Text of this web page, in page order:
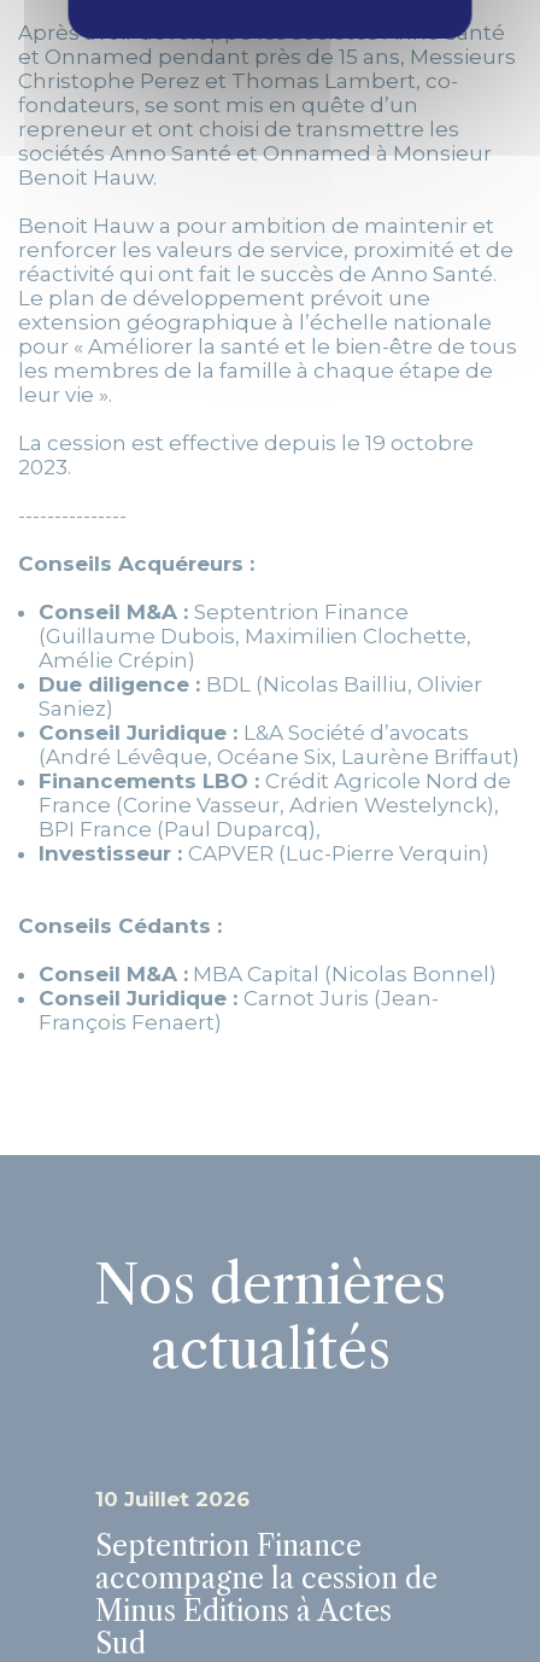
Après avoir développé les sociétés Anno Santé
et Onnamed pendant près de 15 ans, Messieurs
Christophe Perez et Thomas Lambert, co-
fondateurs, se sont mis en quête d’un
repreneur et ont choisi de transmettre les
sociétés Anno Santé et Onnamed à Monsieur
Benoit Hauw.
Benoit Hauw a pour ambition de maintenir et
renforcer les valeurs de service, proximité et de
réactivité qui ont fait le succès de Anno Santé.
Le plan de développement prévoit une
extension géographique à l’échelle nationale
pour « Améliorer la santé et le bien-être de tous
les membres de la famille à chaque étape de
leur vie ».
La cession est effective depuis le 19 octobre
2023.
---------------
Conseils Acquéreurs :
Conseil M&A : Septentrion Finance
(Guillaume Dubois, Maximilien Clochette,
Amélie Crépin)
Due diligence : BDL (Nicolas Bailliu, Olivier
Saniez)
Conseil Juridique : L&A Société d’avocats
(André Lévêque, Océane Six, Laurène Briffaut)
Financements LBO : Crédit Agricole Nord de
France (Corine Vasseur, Adrien Westelynck),
BPI France (Paul Duparcq),
Investisseur : CAPVER (Luc-Pierre Verquin)
Conseils Cédants :
Conseil M&A : MBA Capital (Nicolas Bonnel)
Conseil Juridique : Carnot Juris (Jean-
François Fenaert)
Nos dernières
actualités
10 Juillet 2026
Septentrion Finance
accompagne la cession de
Minus Editions à Actes
Sud